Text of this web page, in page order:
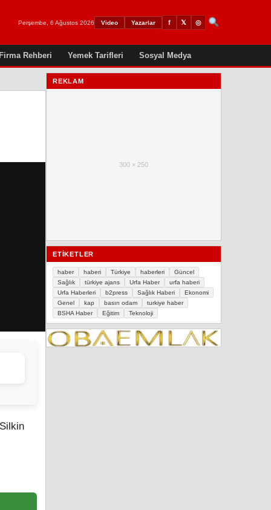
Perşembe, 6 Ağustos 2026 Video Yazarlar f 𝕏 ◎
Rehberi Yemek Tarifleri Sosyal Medya
REKLAM
300 × 250
ETIKETLER
haber haberi Türkiye haberleri
Güncel
Sağlık
türkiye ajans Urfa Haber
urfa haberi
Urfa Haberleri
b2press Sağlık Haberi
Ekonomi
Genel
kap basın odam
turkiye haber
BSHA Haber
Eğitim Teknoloji